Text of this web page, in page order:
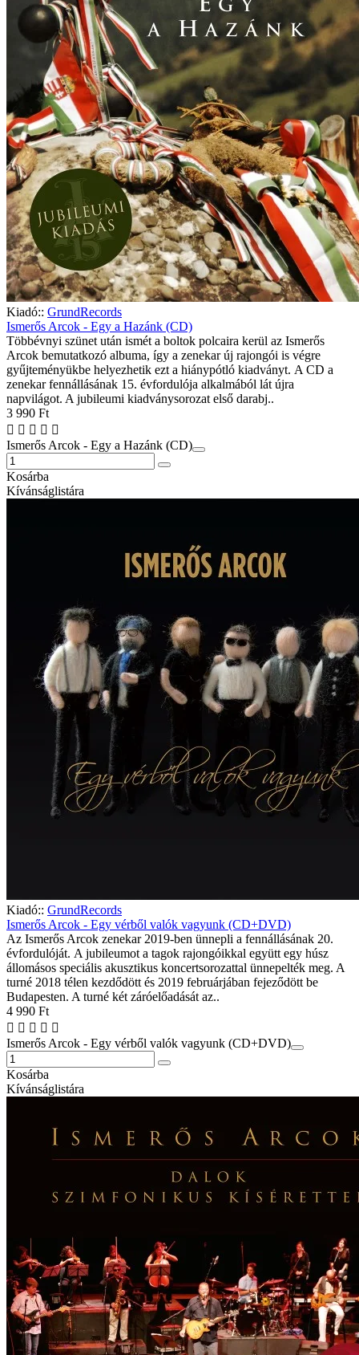
Kiadó:: GrundRecords
Ismerős Arcok - Egy a Hazánk (CD)
Többévnyi szünet után ismét a boltok polcaira kerül az Ismerős
Arcok bemutatkozó albuma, így a zenekar új rajongói is végre
gyűjteményükbe helyezhetik ezt a hiánypótló kiadványt. A CD a
zenekar fennállásának 15. évfordulója alkalmából lát újra
napvilágot. A jubileumi kiadványsorozat első darabj..
3 990 Ft
Ismerős Arcok - Egy a Hazánk (CD)
Kosárba
Kívánságlistára
Kiadó:: GrundRecords
Ismerős Arcok - Egy vérből valók vagyunk (CD+DVD)
Az Ismerős Arcok zenekar 2019-ben ünnepli a fennállásának 20.
évfordulóját. A jubileumot a tagok rajongóikkal együtt egy húsz
állomásos speciális akusztikus koncertsorozattal ünnepelték meg. A
turné 2018 télen kezdődött és 2019 februárjában fejeződött be
Budapesten. A turné két záróelőadását az..
4 990 Ft
Ismerős Arcok - Egy vérből valók vagyunk (CD+DVD)
Kosárba
Kívánságlistára